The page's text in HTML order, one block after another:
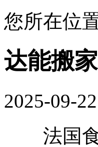
您所在位
达能搬
2025-
法国食